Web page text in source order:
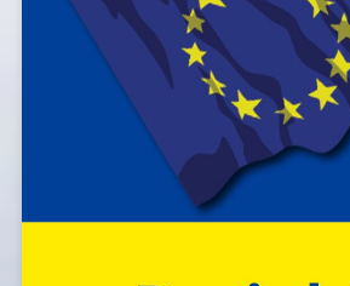
Knistern am Lagerfeuer lauschen,
erkunden und viele weitere
Engagierte und bestens motivierte
PĂ¤dagog*innen wissen zu
um die Uhr um das Wohl der Kinder,
und Freude im Camp-Alltag, â€Ś
gemeinsam vor Ort, in der speziellen
'CateringInsel' frisch zubereiteten,
Mahlzeiten!
> Folder ansehen'